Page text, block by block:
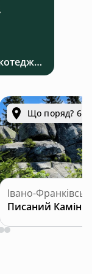
Park Verkhovyna - інвестиційний котеджний комплекс біля Верховини в Карпатах
Що поряд? 6.2
Івано-
Писаний Камінь